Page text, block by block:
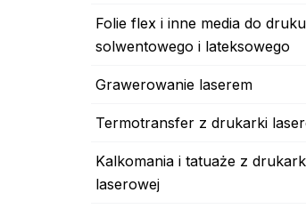
Folie flex i inne media do druku
solwentowego i lateksowego
Grawerowanie laserem
Termotransfer z drukarki
Kalkomania i tatuaże z
laserowej